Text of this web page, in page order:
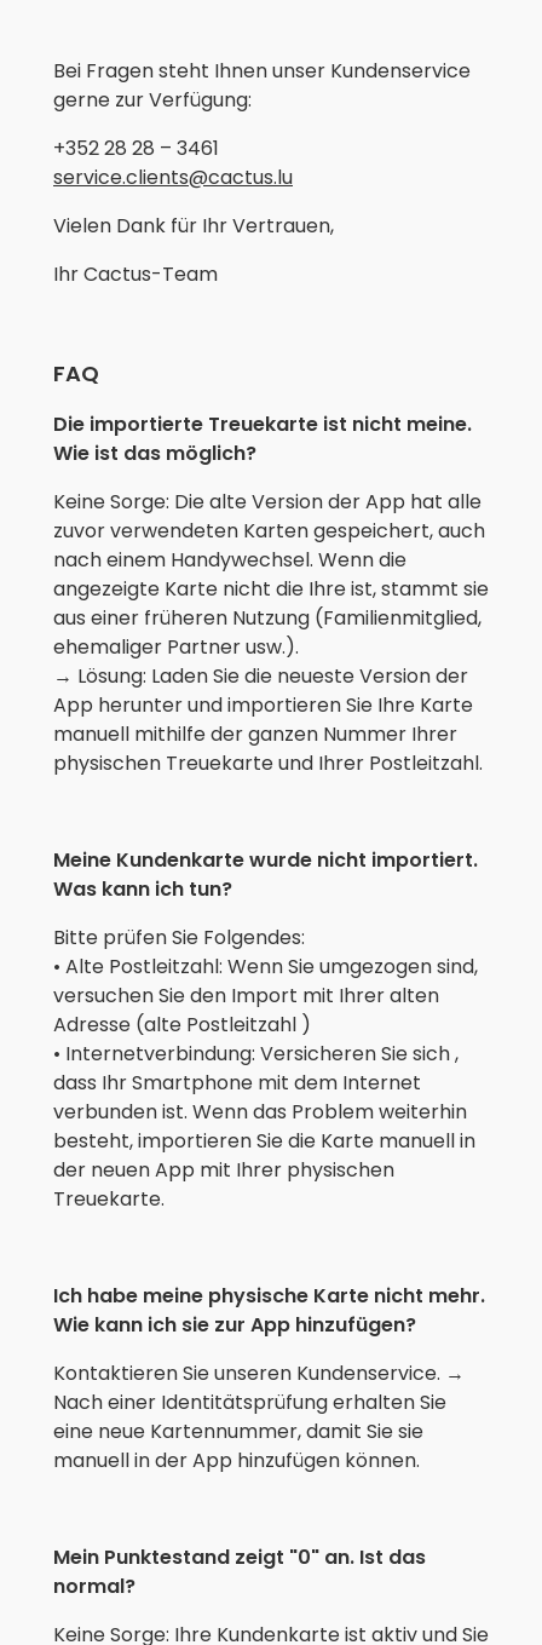
Bei Fragen steht Ihnen unser Kundenservice
gerne zur Verfügung:
+352 28 28 – 3461
service.clients@cactus.lu
Vielen Dank für Ihr Vertrauen,
Ihr Cactus-Team
FAQ
Die importierte Treuekarte ist nicht meine.
Wie ist das möglich?
Keine Sorge: Die alte Version der App hat alle
zuvor verwendeten Karten gespeichert, auch
nach einem Handywechsel. Wenn die
angezeigte Karte nicht die Ihre ist, stammt sie
aus einer früheren Nutzung (Familienmitglied,
ehemaliger Partner usw.).
→ Lösung: Laden Sie die neueste Version der
App herunter und importieren Sie Ihre Karte
manuell mithilfe der ganzen Nummer Ihrer
physischen Treuekarte und Ihrer Postleitzahl.
Meine Kundenkarte wurde nicht importiert.
Was kann ich tun?
Bitte prüfen Sie Folgendes:
• Alte Postleitzahl: Wenn Sie umgezogen sind,
versuchen Sie den Import mit Ihrer alten
Adresse (alte Postleitzahl )
• Internetverbindung: Versicheren Sie sich ,
dass Ihr Smartphone mit dem Internet
verbunden ist. Wenn das Problem weiterhin
besteht, importieren Sie die Karte manuell in
der neuen App mit Ihrer physischen
Treuekarte.
Ich habe meine physische Karte nicht mehr.
Wie kann ich sie zur App hinzufügen?
Kontaktieren Sie unseren Kundenservice. →
Nach einer Identitätsprüfung erhalten Sie
eine neue Kartennummer, damit Sie sie
manuell in der App hinzufügen können.
Mein Punktestand zeigt "0" an. Ist das
normal?
Keine Sorge: Ihre Kundenkarte ist aktiv und Sie